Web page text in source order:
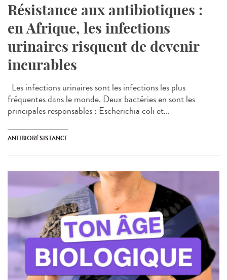
Résistance aux antibiotiques :
en Afrique, les infections
urinaires risquent de devenir
incurables
Les infections urinaires sont les infections les plus
fréquentes dans le monde. Deux bactéries en sont les
principales responsables : Escherichia coli et...
ANTIBIORÉSISTANCE